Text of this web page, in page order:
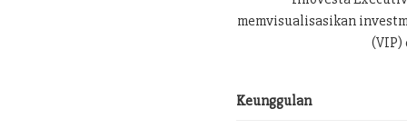
memvisualisasikan
(VIP)
Keunggulan